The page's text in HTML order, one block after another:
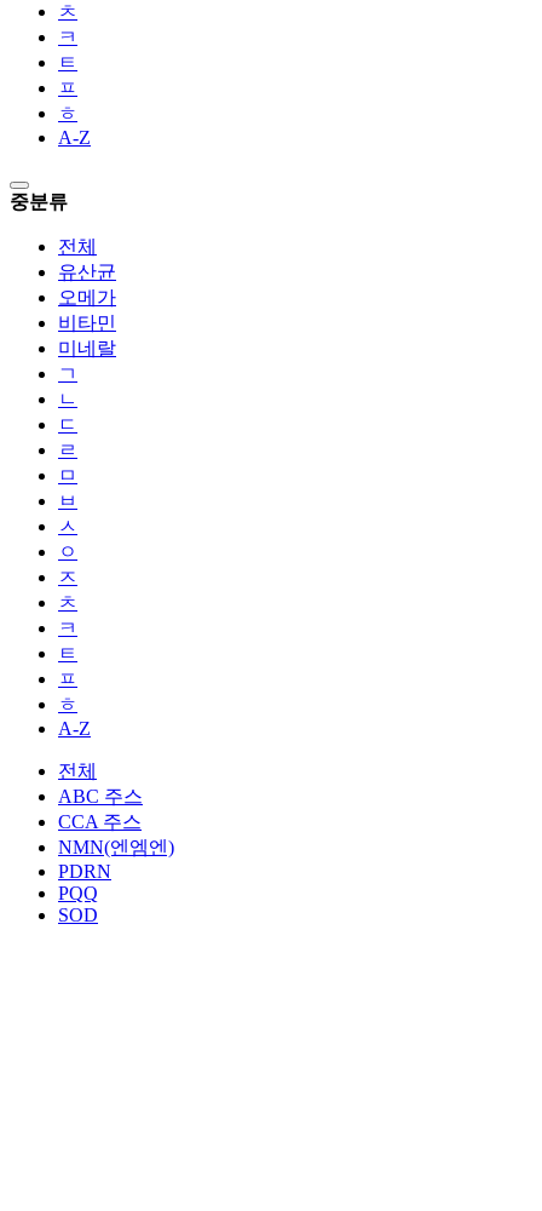
ㅊ
ㅋ
ㅌ
ㅍ
ㅎ
A-Z
중분류
전체
유산균
오메가
비타민
미네랄
ㄱ
ㄴ
ㄷ
ㄹ
ㅁ
ㅂ
ㅅ
ㅇ
ㅈ
ㅊ
ㅋ
ㅌ
ㅍ
ㅎ
A-Z
전체
ABC 주스
CCA 주스
NMN(엔엠엔)
PDRN
PQQ
SOD